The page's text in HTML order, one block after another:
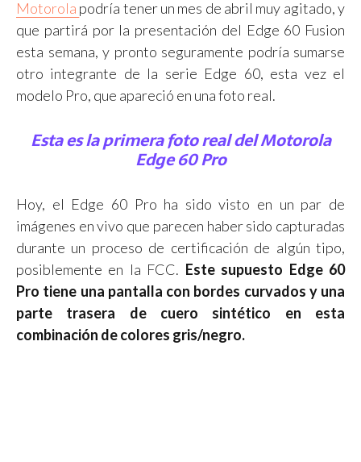
Motorola podría tener un mes de abril muy agitado, y
que partirá por la presentación del Edge 60 Fusion
esta semana, y pronto seguramente podría sumarse
otro integrante de la serie Edge 60, esta vez el
modelo Pro, que apareció en una foto real.
Esta es la primera foto real del Motorola
Edge 60 Pro
Hoy, el Edge 60 Pro ha sido visto en un par de
imágenes en vivo que parecen haber sido capturadas
durante un proceso de certificación de algún tipo,
posiblemente en la FCC. Este supuesto Edge 60
Pro tiene una pantalla con bordes curvados y una
parte trasera de cuero sintético en esta
combinación de colores gris/negro.